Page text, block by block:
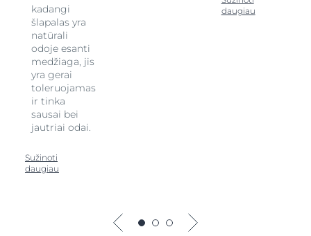
kadangi
šlapalas yra
natūrali
odoje esanti
medžiaga, jis
yra gerai
toleruojamas
ir tinka
sausai bei
jautriai odai.
Sužinoti
daugiau
daugiau